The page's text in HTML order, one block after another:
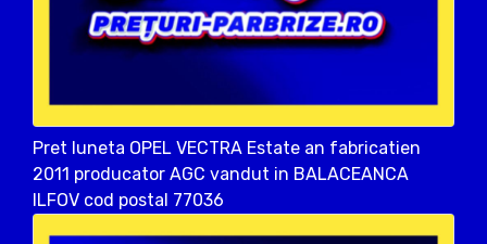
Pret luneta OPEL VECTRA Estate an fabricatien
2011 producator AGC vandut in BALACEANCA
ILFOV cod postal 77036